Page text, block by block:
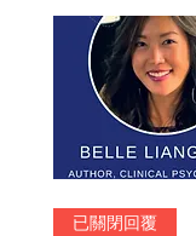
已關閉回覆